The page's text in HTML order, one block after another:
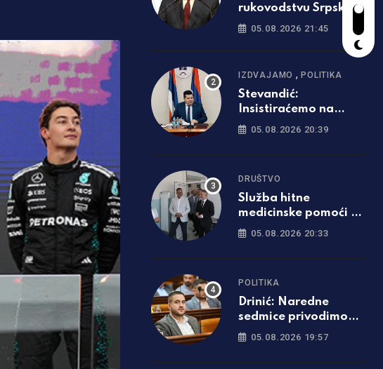
rukovodstvu Srpske:
Uvek ste uz Srbiju
05.08.2026 21:45
IZDVAJAMO ,POLITIKA
Stevandić:
Insistiraćemo na
poništavanju svih
predstavnika
05.08.2026 20:39
DRUŠTVO
Služba hitne
medicinske pomoći u
Derventi dobila
prostor
05.08.2026 20:33
POLITIKA
Drinić: Naredne
sedmice privodimo
kraju Tunjice 1 i 2
05.08.2026 19:57